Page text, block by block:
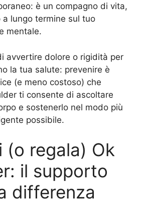
è un compagno di vita,
lungo termine sul tuo
mentale.
avvertire dolore o rigidità per
la tua salute: prevenire è
(e meno costoso) che
ti consente di ascoltare
e sostenerlo nel modo più
possibile.
(o regala) Ok
il supporto
differenza